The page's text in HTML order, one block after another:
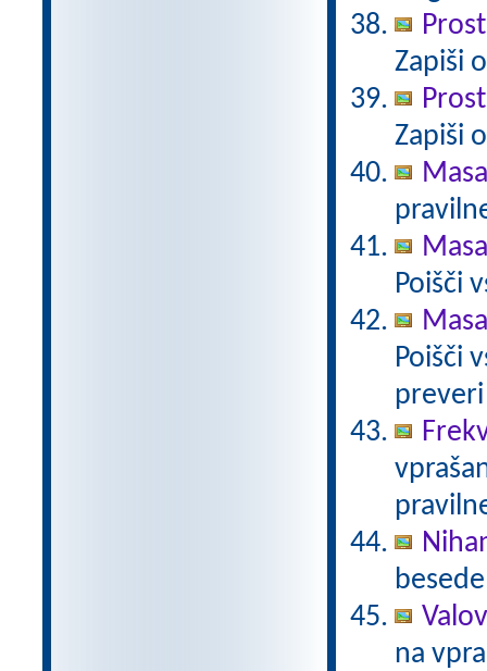
Zapiši
Zapiši
Poišči
Poišči
na